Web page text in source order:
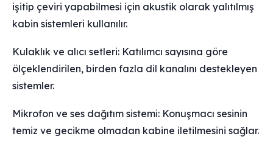
işitip çeviri yapabilmesi için akustik olarak yalıtılmış
kabin sistemleri kullanılır.
Kulaklık ve alıcı setleri: Katılımcı sayısına göre
ölçeklendirilen, birden fazla dil kanalını destekleyen
sistemler.
Mikrofon ve ses dağıtım sistemi: Konuşmacı sesinin
temiz ve gecikme olmadan kabine iletilmesini sağlar.